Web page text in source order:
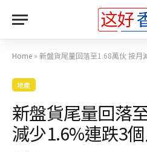
Home » 新盤貨尾量回落至1.68萬伙 按月
地產
新盤貨尾量回落
減少1.6%連跌3